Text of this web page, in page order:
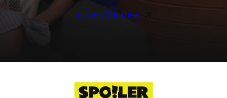
Ver en Youtube